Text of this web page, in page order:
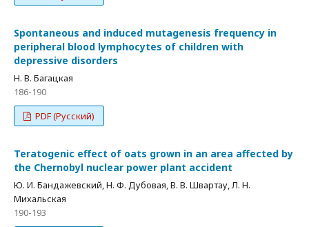
Spontaneous and induced mutagenesis frequency in
peripheral blood lymphocytes of children with
depressive disorders
Н. В. Багацкая
186-190
PDF (Русский)
Teratogenic effect of oats grown in an area affected by
the Chernobyl nuclear power plant accident
Ю. И. Бандажевский, Н. Ф. Дубовая, В. В. Швартау, Л. Н.
Михальская
190-193